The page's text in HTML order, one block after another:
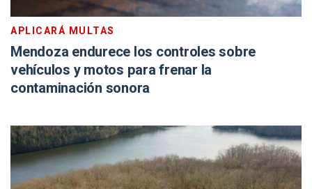
APLICARÁ MULTAS
Mendoza endurece los controles sobre
vehículos y motos para frenar la
contaminación sonora